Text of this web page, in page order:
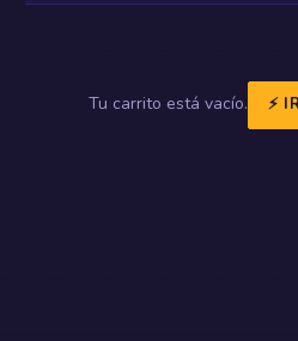
Tu carrito está vacío. ⚡